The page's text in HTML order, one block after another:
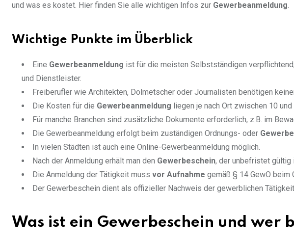
und was es kostet. Hier finden Sie alle wichtigen Infos zur Gewerbeanmeldung.
Wichtige Punkte im Überblick
Eine Gewerbeanmeldung ist für die meisten Selbstständigen
und Dienstleister.
Freiberufler wie Architekten, Dolmetscher oder Journalisten benötigen
Die Kosten für die Gewerbeanmeldung liegen je nach Ort zwischen 10 und
Für manche Branchen sind zusätzliche Dokumente erforderlich, z.B. im
Die Gewerbeanmeldung erfolgt beim zuständigen Ordnungs- oder
In vielen Städten ist auch eine Online-Gewerbeanmeldung möglich.
Nach der Anmeldung erhält man den Gewerbeschein, der unbefristet gültig
Die Anmeldung der Tätigkeit muss vor Aufnahme gemäß § 14 GewO beim
Der Gewerbeschein dient als offizieller Nachweis der gewerblichen
Was ist ein Gewerbeschein und wer